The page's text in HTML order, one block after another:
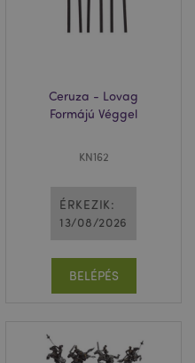
Ceruza - Lovag
Formájú Véggel
KN162
ÉRKEZIK:
13/08/2026
BELÉPÉS